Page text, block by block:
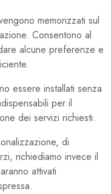
memorizzati sul
Consentono al
alcune preferenze e
essere installati senza
per il
dei servizi richiesti.
di
richiediamo invece il
attivati